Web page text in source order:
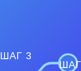
ШАГ 3